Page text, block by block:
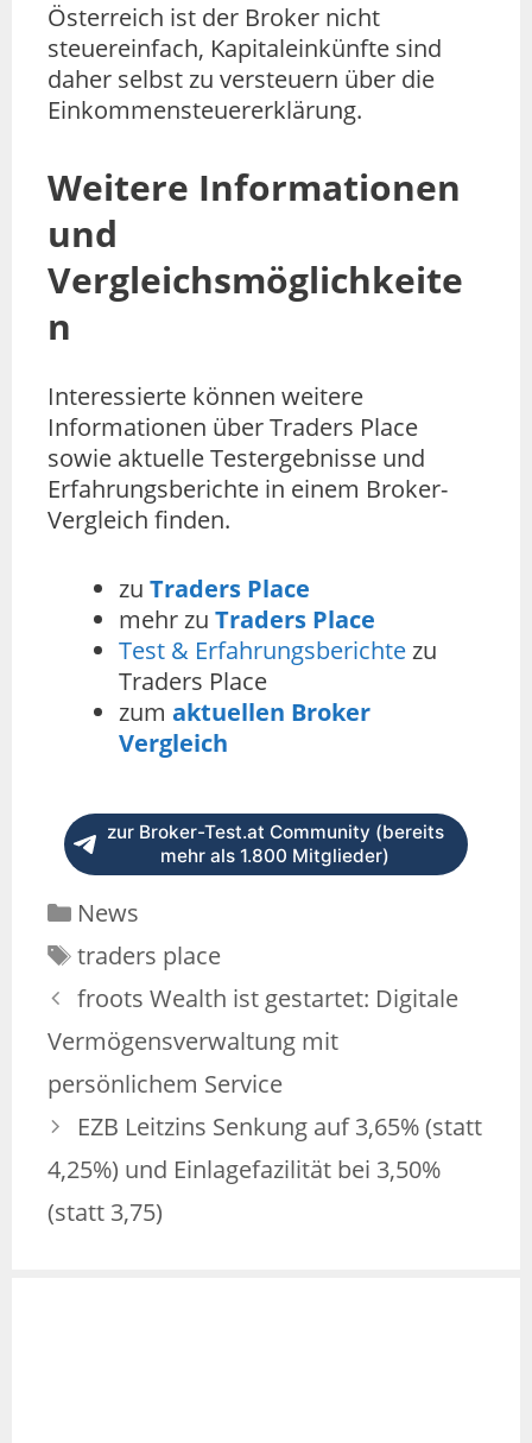
Österreich ist der Broker nicht
steuereinfach, Kapitaleinkünfte sind
daher selbst zu versteuern über die
Einkommensteuererklärung.
Weitere Informationen
und
Vergleichsmöglichkeite
n
Interessierte können weitere
Informationen über Traders Place
sowie aktuelle Testergebnisse und
Erfahrungsberichte in einem Broker-
Vergleich finden.
zu Traders Place
mehr zu Traders Place
Test & Erfahrungsberichtezu
Traders Place
zum aktuellen Broker
Vergleich
zur Broker-Test.at Community (bereits
mehr als 1.800 Mitglieder)
News
traders place
froots Wealth ist gestartet: Digitale
Vermögensverwaltung mit
persönlichem Service
EZB Leitzins Senkung auf 3,65% (statt
4,25%) und Einlagefazilität bei 3,50%
(statt 3,75)